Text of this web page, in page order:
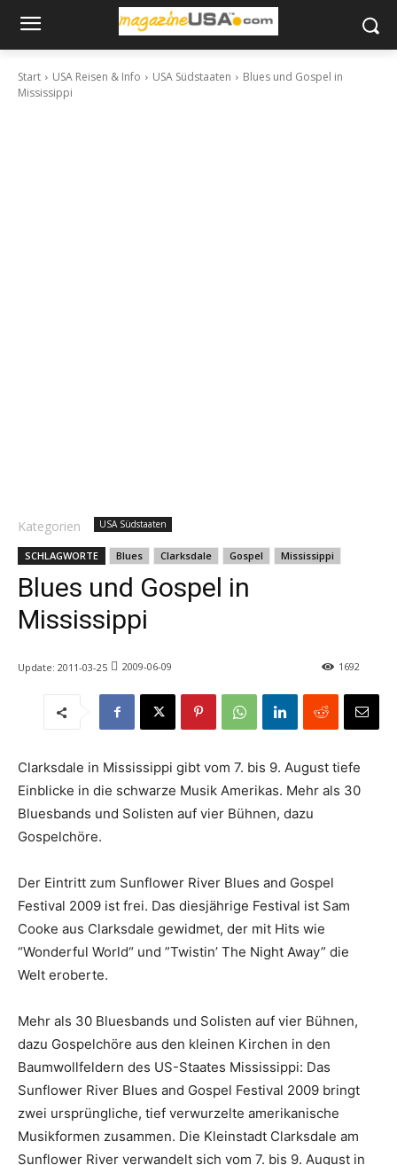
Start USA Reisen & Info USA Südstaaten
Blues und Gospel in
Mississippi
Kategorien USA Südstaaten
SCHLAGWORTE Blues Clarksdale Gospel Mississippi
Blues und Gospel in
Mississippi
Update: 2011-03-25 2009-06-09 1692
Clarksdale in Mississippi gibt vom 7. bis 9. August tiefe
Einblicke in die schwarze Musik Amerikas. Mehr als 30
Bluesbands und Solisten auf vier Bühnen, dazu
Gospelchöre.
Der Eintritt zum Sunflower River Blues and Gospel
Festival 2009 ist frei. Das diesjährige Festival ist Sam
Cooke aus Clarksdale gewidmet, der mit Hits wie
“Wonderful World“ und ”Twistin’ The Night Away” die
Welt eroberte.
Mehr als 30 Bluesbands und Solisten auf vier Bühnen,
dazu Gospelchöre aus den kleinen Kirchen in den
Baumwollfeldern des US-Staates Mississippi: Das
Sunflower River Blues and Gospel Festival 2009 bringt
zwei ursprüngliche, tief verwurzelte amerikanische
Musikformen zusammen. Die Kleinstadt Clarksdale am
Sunflower River verwandelt sich vom 7. bis 9. August in